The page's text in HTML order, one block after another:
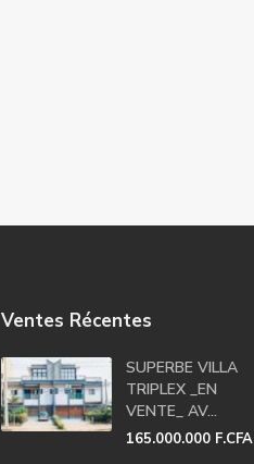
Ventes Récentes
SUPERBE VILLA
TRIPLEX _EN
VENTE_ AV...
165.000.000 F.CFA